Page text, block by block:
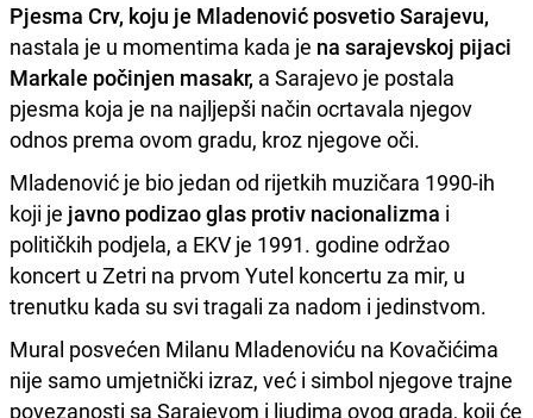
Pjesma Crv, koju je Mladenović posvetio Sarajevu,
nastala je u momentima kada je na sarajevskoj pijaci
Markale počinjen masakr, a Sarajevo je postala
pjesma koja je na najljepši način ocrtavala njegov
odnos prema ovom gradu, kroz njegove oči.
Mladenović je bio jedan od rijetkih muzičara 1990-ih
koji je javno podizao glas protiv nacionalizma i
političkih podjela, a EKV je 1991. godine održao
koncert u Zetri na prvom Yutel koncertu za mir, u
trenutku kada su svi tragali za nadom i jedinstvom.
Mural posvećen Milanu Mladenoviću na Kovačićima
nije samo umjetnički izraz, već i simbol njegove trajne
povezanosti sa Sarajevom i ljudima ovog grada, koji će